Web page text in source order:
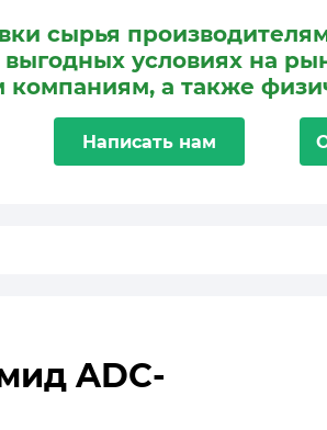
сырья
условиях на
а также
Написать нам
ADC-